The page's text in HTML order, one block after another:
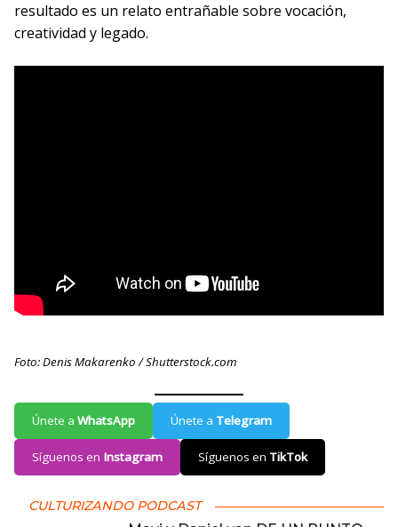
resultado es un relato entrañable sobre vocación,
creatividad y legado.
Foto: Denis Makarenko / Shutterstock.com
Únete a WhatsApp Únete a Telegram
Síguenos en Instagram Síguenos en TikTok
CULTURIZANDO PODCAST